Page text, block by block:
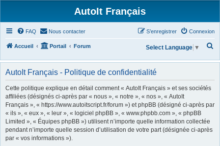
AutoIt Français
FAQ Nous contacter Connexion
S’enregistrer
Accueil Portail Forum
h
r
Select Language ▼
AutoIt Français - Politique de confidentialité
Cette politique explique en détail comment « AutoIt Français » et ses sociétés
affiliées (désignés ci-après par « nous », « notre », « nos », « AutoIt
Français », « https://www.autoitscript.fr/forum ») et phpBB (désigné ci-après par
« ils », « eux », « leur », « logiciel phpBB », « www.phpbb.com », « phpBB
Limited », « Équipes phpBB ») utilisent n’importe quelle information collectée
pendant n’importe quelle session d’utilisation de votre part (désignée ci-après
par « vos informations »).